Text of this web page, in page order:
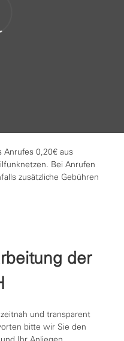
Anrufes 0,20€ aus
Bei Anrufen
zusätzliche Gebühren
der
und transparent
bitte wir Sie den